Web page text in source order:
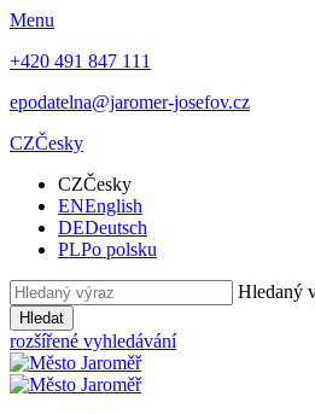
Menu
+420 491 847 111
epodatelna@jaromer-josefov.cz
CZČesky
CZČesky
ENEnglish
DEDeutsch
PLPo polsku
Hledaný
Hledat
rozšířené vyhledávání